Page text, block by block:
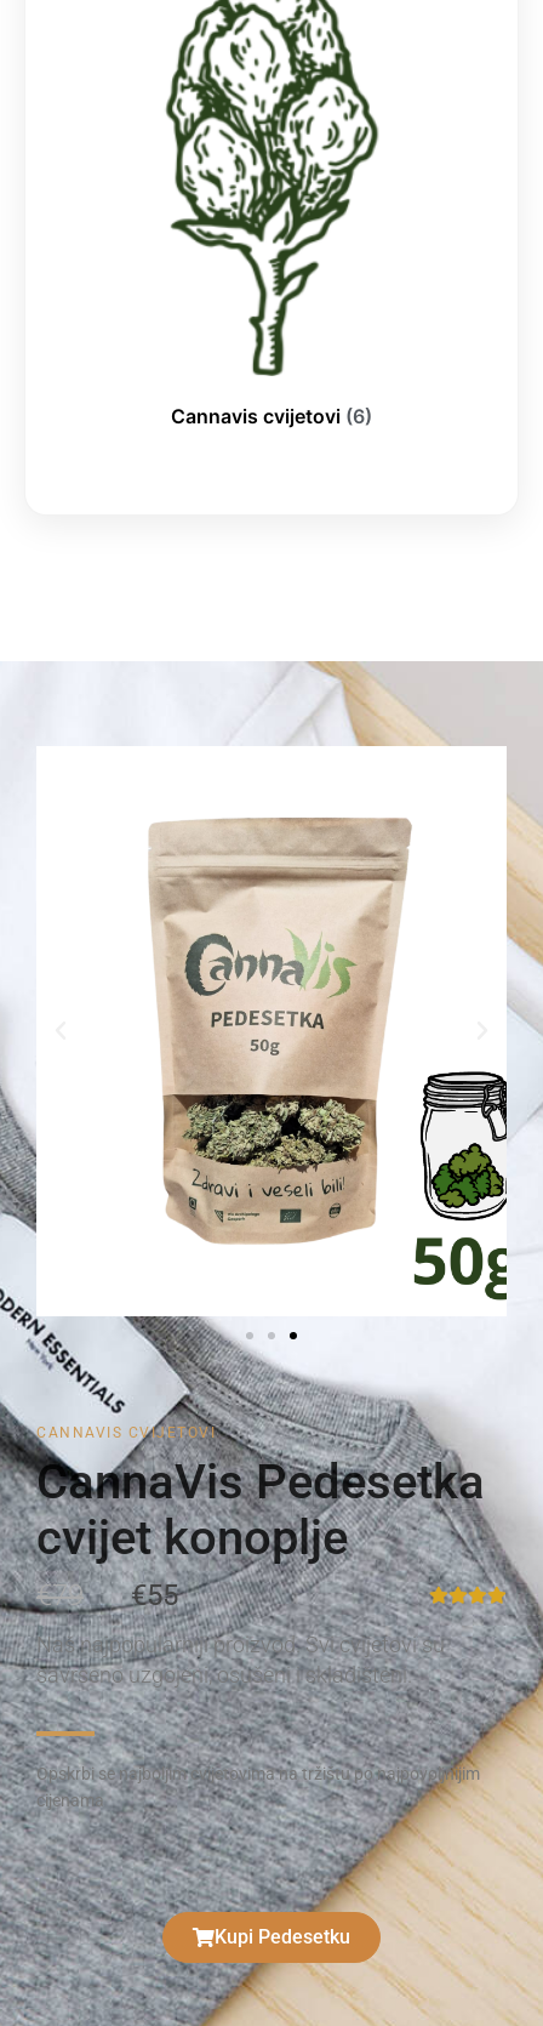
Cannavis cvijetovi (6)
CANNAVIS CVIJETOVI
CannaVis Pedesetka
cvijet konoplje
€79 €55
Naš najpopularniji proizvod. Svi cvijetovi su
savršeno uzgojeni, osušeni i skladišteni.
Opskrbi se najboljim cvijetovima na tržištu po najpovoljnijim
cijenama
Kupi Pedesetku